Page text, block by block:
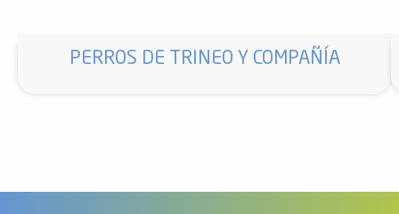
PERROS DE TRINEO Y COMPAÑÍA